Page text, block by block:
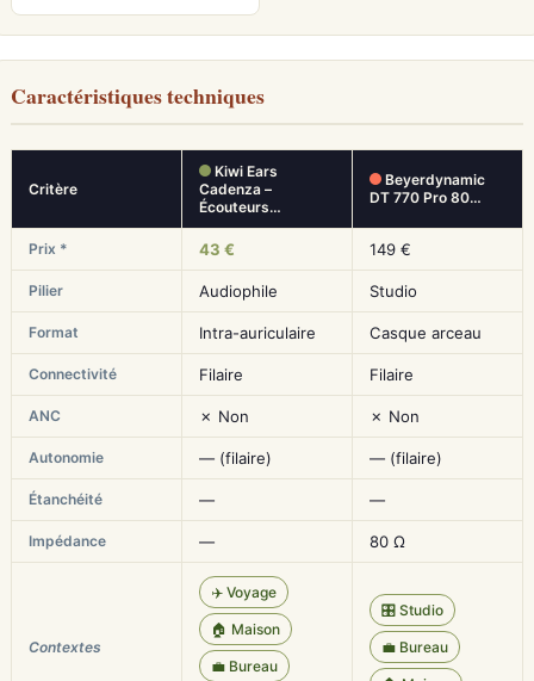
Caractéristiques techniques
Critère
Kiwi Ears
Cadenza –
Écouteurs…
Beyerdynamic
DT 770 Pro 80…
Prix * 43 € 149 €
Pilier Audiophile Studio
Format Intra-auriculaire Casque arceau
Connectivité Filaire Filaire
ANC ✗ Non ✗ Non
Autonomie — (filaire) — (filaire)
Étanchéité — —
Impédance — 80 Ω
Contextes
✈️ Voyage
🏠 Maison
💼 Bureau
🎛️ Studio
💼 Bureau